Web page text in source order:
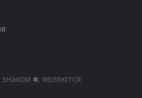
■, являются